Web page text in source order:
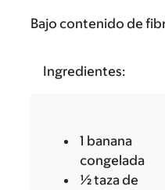
Bajo contenido de
Ingredientes:
1 banana
congelada
½ taza de